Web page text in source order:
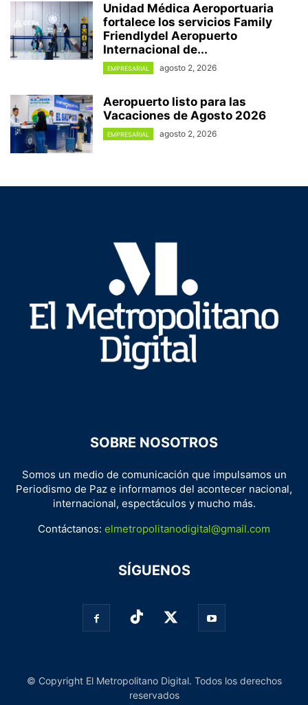
Unidad Médica Aeroportuaria
fortalece los servicios Family
Friendlydel Aeropuerto
Internacional de...
EMPRESARIAL agosto 2, 2026
Aeropuerto listo para las
Vacaciones de Agosto 2026
EMPRESARIAL agosto 2, 2026
SOBRE NOSOTROS
Somos un medio de comunicación que impulsamos un
Periodismo de Paz e informamos del acontecer nacional,
internacional, espectáculos y mucho más.
Contáctanos: elmetropolitanodigital@gmail.com
SÍGUENOS
© Copyright El Metropolitano Digital. Todos los derechos
reservados